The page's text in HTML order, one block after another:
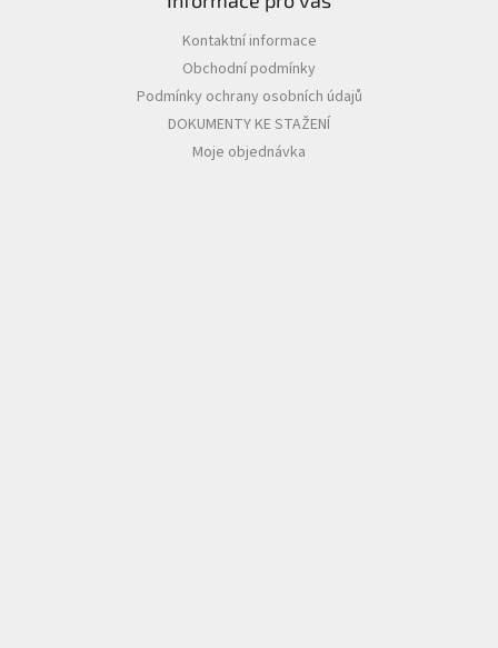
Kontaktní informace
Obchodní podmínky
Podmínky ochrany osobních údajů
DOKUMENTY KE STAŽENÍ
Moje objednávka